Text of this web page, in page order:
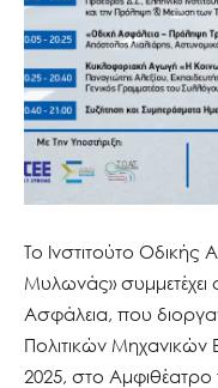
Το Ινστιτούτο
Μυλωνάς» συμμετέχει
Ασφάλεια, που
Πολιτικών Μηχανικών
2025, στο Αμφιθέατρο